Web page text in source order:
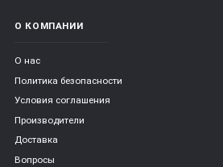
О КОМПАНИИ
О нас
Политика безопасности
Условия соглашения
Производители
Доставка
Вопросы